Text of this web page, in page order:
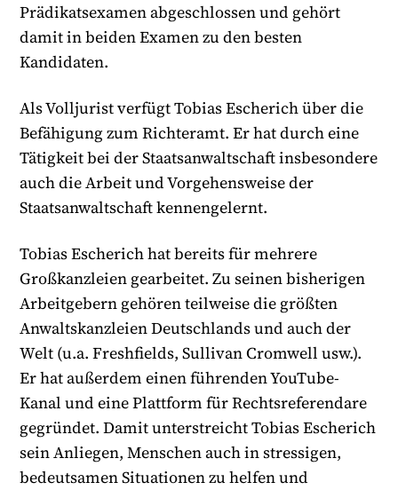
Prädikatsexamen abgeschlossen und gehört
damit in beiden Examen zu den besten
Kandidaten.
Als Volljurist verfügt Tobias Escherich über die
Befähigung zum Richteramt. Er hat durch eine
Tätigkeit bei der Staatsanwaltschaft insbesondere
auch die Arbeit und Vorgehensweise der
Staatsanwaltschaft kennengelernt.
Tobias Escherich hat bereits für mehrere
Großkanzleien gearbeitet. Zu seinen bisherigen
Arbeitgebern gehören teilweise die größten
Anwaltskanzleien Deutschlands und auch der
Welt (u.a. Freshfields, Sullivan Cromwell usw.).
Er hat außerdem einen führenden YouTube-
Kanal und eine Plattform für Rechtsreferendare
gegründet. Damit unterstreicht Tobias Escherich
sein Anliegen, Menschen auch in stressigen,
bedeutsamen Situationen zu helfen und